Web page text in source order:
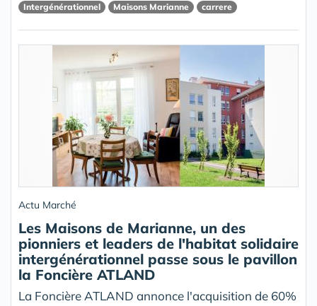
Intergénérationnel Maisons Marianne carrere
Actu Marché
Les Maisons de Marianne, un des
pionniers et leaders de l'habitat solidaire
intergénérationnel passe sous le pavillon
la Foncière ATLAND
La Foncière ATLAND annonce l'acquisition de 60%